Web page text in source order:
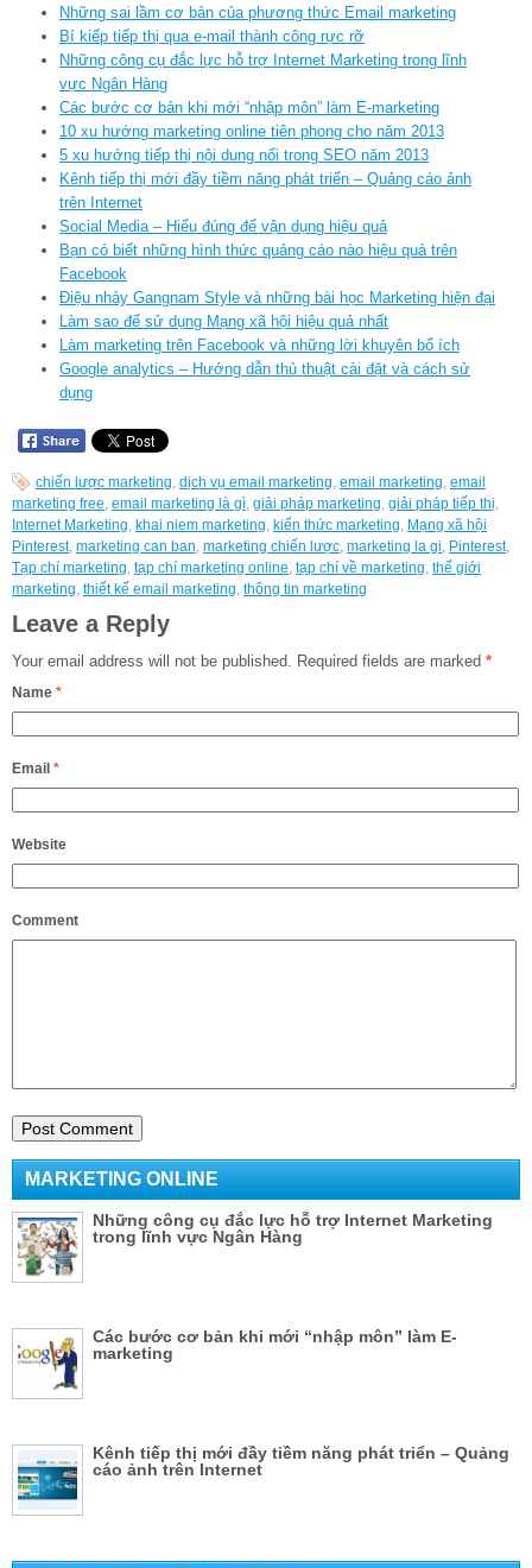
Những sai lầm cơ bản của phương thức Email marketing
Bí kiếp tiếp thị qua e-mail thành công rực rỡ
Những công cụ đắc lực hỗ trợ Internet Marketing trong lĩnh
vực Ngân Hàng
Các bước cơ bản khi mới “nhập môn” làm E-marketing
10 xu hướng marketing online tiên phong cho năm 2013
5 xu hướng tiếp thị nội dung nổi trong SEO năm 2013
Kênh tiếp thị mới đầy tiềm năng phát triển – Quảng cáo ảnh
trên Internet
Social Media – Hiểu đúng để vận dụng hiệu quả
Bạn có biết những hình thức quảng cáo nào hiệu quả trên
Facebook
Điệu nhảy Gangnam Style và những bài học Marketing hiện đại
Làm sao để sử dụng Mạng xã hội hiệu quả nhất
Làm marketing trên Facebook và những lời khuyên bổ ích
Google analytics – Hướng dẫn thủ thuật cài đặt và cách sử
dụng
chiến lược marketing, dịch vụ email marketing, email marketing, email
marketing free, email marketing là gì, giải pháp marketing, giải pháp tiếp thị,
Internet Marketing, khai niem marketing, kiến thức marketing, Mạng xã hội
Pinterest, marketing can ban, marketing chiến lược, marketing la gi, Pinterest,
Tạp chí marketing, tạp chí marketing online, tạp chí về marketing, thế giới
marketing, thiết kế email marketing, thông tin marketing
Leave a Reply
Your email address will not be published. Required fields are marked *
Name *
Email *
Website
Comment
MARKETING ONLINE
Những công cụ đắc lực hỗ trợ Internet Marketing
trong lĩnh vực Ngân Hàng
Các bước cơ bản khi mới “nhập môn” làm E-
marketing
Kênh tiếp thị mới đầy tiềm năng phát triển – Quảng
cáo ảnh trên Internet